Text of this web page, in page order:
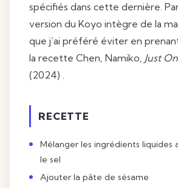
spécifiés dans cette dernière.
version du Koyo intègre de la
que j’ai préféré éviter en
la recette Chen, Namiko, Just
(2024) .
RECETTE
Mélanger les ingrédients liquides
le sel
Ajouter la pâte de sésame